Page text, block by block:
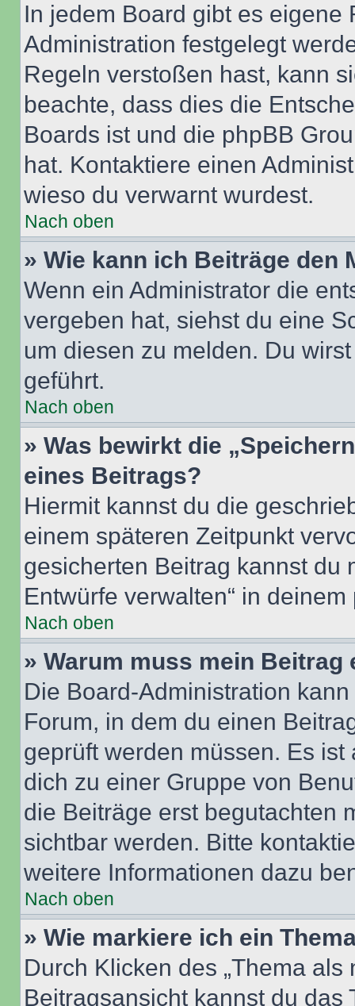
In jedem Board gibt es
Administration festgelegt
Regeln verstoßen hast, kann
beachte, dass dies die
Boards ist und die phpBB
hat. Kontaktiere einen
wieso du verwarnt wurdest.
Nach oben
» Wie kann ich Beiträge den
Wenn ein Administrator die
vergeben hat, siehst du eine
um diesen zu melden. Du
geführt.
Nach oben
» Was bewirkt die
eines Beitrags?
Hiermit kannst du die
einem späteren Zeitpunkt
gesicherten Beitrag kannst du
Entwürfe verwalten“ in
Nach oben
» Warum muss mein
Die Board-Administration
Forum, in dem du einen
geprüft werden müssen. Es
dich zu einer Gruppe von
die Beiträge erst begutachten
sichtbar werden. Bitte
weitere Informationen dazu
Nach oben
» Wie markiere ich ein
Durch Klicken des „Thema
Beitragsansicht kannst du